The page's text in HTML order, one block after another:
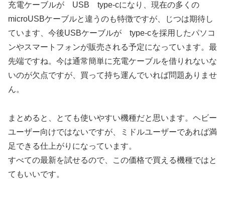
充電ケーブルが USB type-cになり、現在の多くの
microUSBケーブルと違うのも特徴ですが、じつは期待し
ています、今後USBケーブルが type-cを採用したパソコ
ンやスマートフォンが販売される予定になっています。最
先端ですね。今は通常簡単に充電ケーブルを借りれないな
いのが欠点ですが、買って持ち運んでいれば問題ありませ
ん。
まとめると、とても使いやすい機種だと思います。ヘビー
ユーザー向けではないですが、ミドルユーザーであれば満
足できる仕上がりになっています。
すべての最新を試せるので、この価格で買える機種ではと
てもいいです。